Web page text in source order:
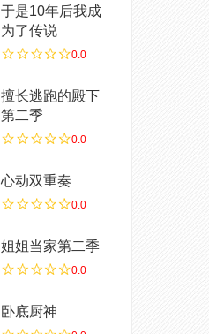
于是10年后我成
为了传说
0.0
擅长逃跑的殿下
第二季
0.0
心动双重奏
0.0
姐姐当家第二季
0.0
卧底厨神